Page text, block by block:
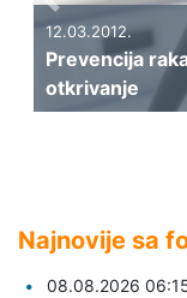
12.03.2012.
Prevencija
otkrivanje
Previous
Najnovije sa
08.08.2026